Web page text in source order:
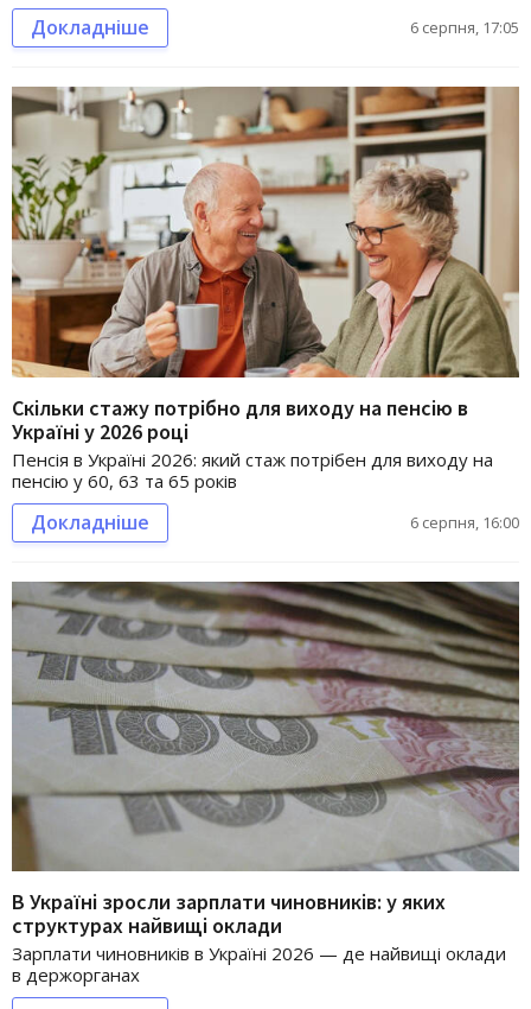
Докладніше 6 серпня, 17:05
Скільки стажу потрібно для виходу на пенсію в
Україні у 2026 році
Пенсія в Україні 2026: який стаж потрібен для виходу на
пенсію у 60, 63 та 65 років
Докладніше 6 серпня, 16:00
В Україні зросли зарплати чиновників: у яких
структурах найвищі оклади
Зарплати чиновників в Україні 2026 — де найвищі оклади
в держорганах